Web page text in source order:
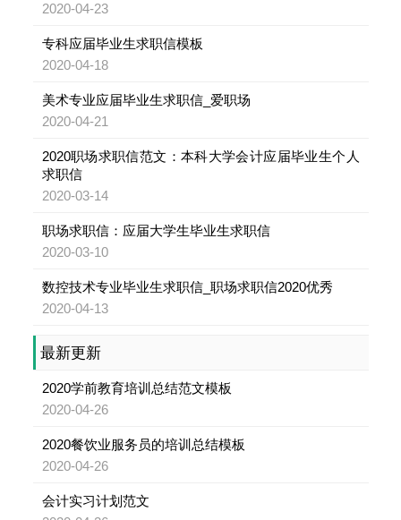
2020-04-23
专科应届毕业生求职信模板
2020-04-18
美术专业应届毕业生求职信_爱职场
2020-04-21
2020职场求职信范文：本科大学会计应届毕业生个人
求职信
2020-03-14
职场求职信：应届大学生毕业生求职信
2020-03-10
数控技术专业毕业生求职信_职场求职信2020优秀
2020-04-13
最新更新
2020学前教育培训总结范文模板
2020-04-26
2020餐饮业服务员的培训总结模板
2020-04-26
会计实习计划范文